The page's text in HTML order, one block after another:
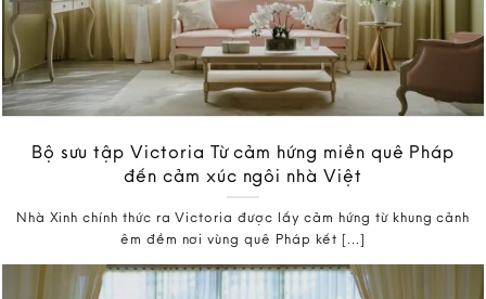
Bộ sưu tập Victoria Từ cảm hứng miền quê Pháp
đến cảm xúc ngôi nhà Việt
Nhà Xinh chính thức ra Victoria được lấy cảm hứng từ khung cảnh
êm đềm nơi vùng quê Pháp kết [...]